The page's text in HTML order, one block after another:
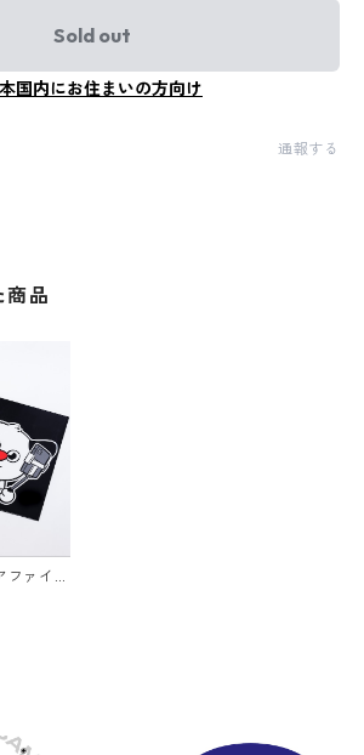
Sold out
国内にお住まいの方向け
通報する
商品
ファイル